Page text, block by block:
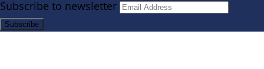
Subscribe to newsletter